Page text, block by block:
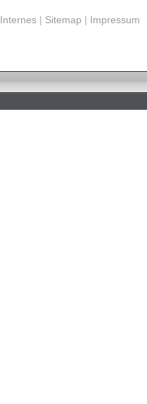
Internes | Sitemap | Impressum